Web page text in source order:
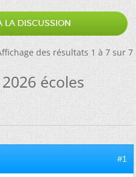
LA DISCUSSION
des résultats 1 à 7 sur 7
écoles
#1